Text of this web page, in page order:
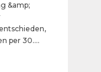
&amp;
per 30.